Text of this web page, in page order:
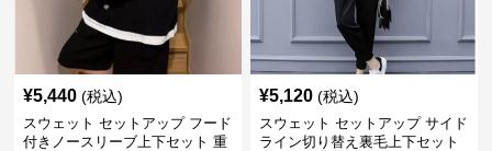
¥5,440 (税込)
スウェット セットアップ フード
付きノースリーブ上下セット 重
¥5,120 (税込)
スウェット セットアップ サイド
ライン切り替え裏毛上下セット